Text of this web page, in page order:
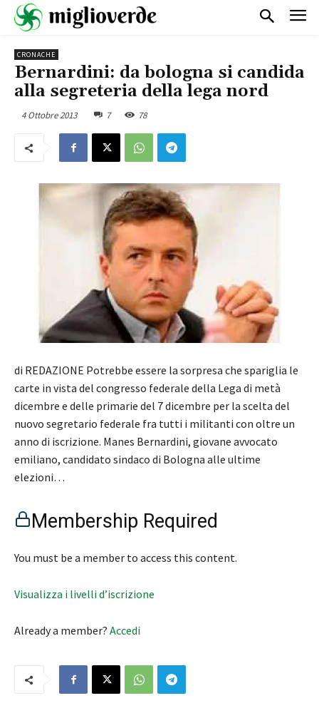
CRONACHE
Bernardini: da bologna si candida
alla segreteria della lega nord
4 Ottobre 2013 7 78
di REDAZIONE Potrebbe essere la sorpresa che spariglia le
carte in vista del congresso federale della Lega di metà
dicembre e delle primarie del 7 dicembre per la scelta del
nuovo segretario federale fra tutti i militanti con oltre un
anno di iscrizione. Manes Bernardini, giovane avvocato
emiliano, candidato sindaco di Bologna alle ultime
elezioni…
Membership Required
You must be a member to access this content.
Visualizza i livelli d’iscrizione
Already a member? Accedi